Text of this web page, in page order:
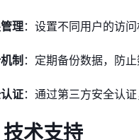
理：设置不同用户的访
制 ：定期备份数据，防止
证：通过第三方安全认
术支持